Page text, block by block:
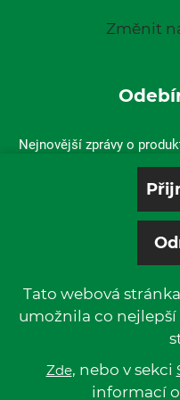
Změnit
Nejnovější zprávy o
vaší
© 2019 P & L,
Tato webová
umožnila co nejlepší
Zde, nebo v sekci
informací